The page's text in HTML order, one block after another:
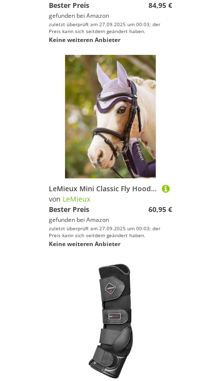
Bester Preis
84,95 €
gefunden bei Amazon
zuletzt überprüft am 27.09.2025 um 00:03; der
Preis kann sich seitdem geändert haben.
Keine weiteren Anbieter
LeMieux Mini Classic Fly Hood - Flieder
von LeMieux
Bester Preis
60,95 €
gefunden bei Amazon
zuletzt überprüft am 27.09.2025 um 00:03; der
Preis kann sich seitdem geändert haben.
Keine weiteren Anbieter